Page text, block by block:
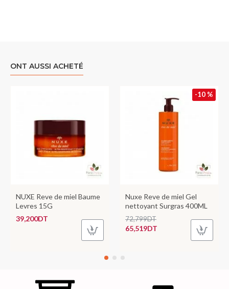
ONT AUSSI ACHETÉ
NUXE Reve de miel Baume
Levres 15G
39,200DT
-10 %
Nuxe Reve de miel Gel
nettoyant Surgras 400ML
65,519DT
72,799DT